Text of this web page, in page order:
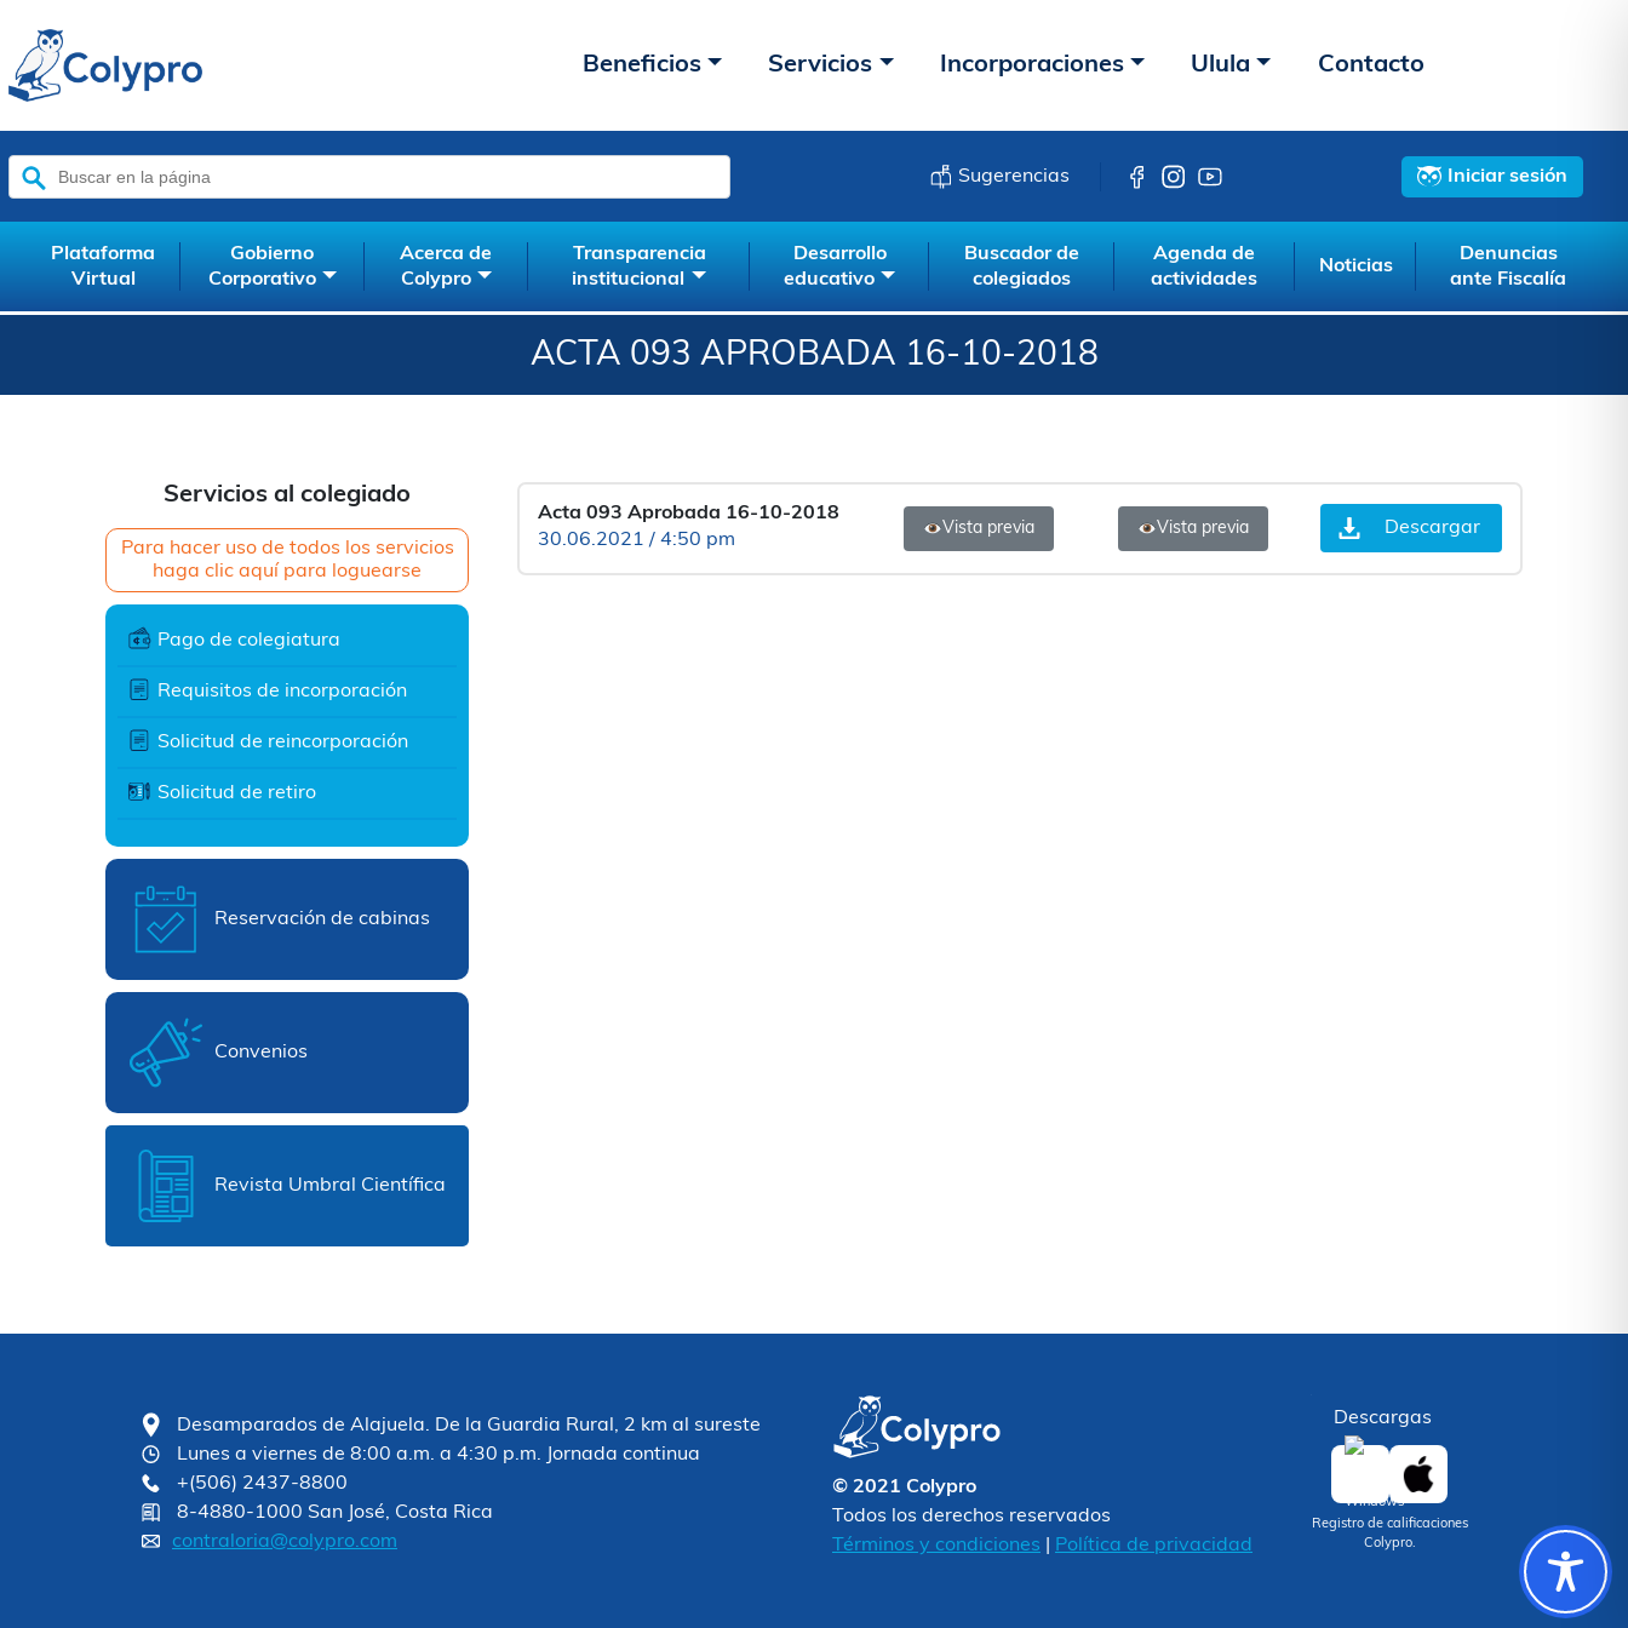
Beneficios Servicios Incorporaciones Ulula Contacto
Buscar:
Sugerencias Iniciar sesión
Plataforma
Virtual
Gobierno
Corporativo
Acerca de
Colypro
Transparencia
institucional
Desarrollo
educativo
Buscador de
colegiados
Agenda de
actividades
Noticias
Denuncias
ante Fiscalía
ACTA 093 APROBADA 16-10-2018
Servicios al colegiado
Para hacer uso de todos los servicios
haga clic aquí para loguearse
Pago de colegiatura
Requisitos de incorporación
Solicitud de reincorporación
Solicitud de retiro
Reservación de cabinas
Convenios
Revista Umbral Científica
Acta 093 Aprobada 16-10-2018
30.06.2021 / 4:50 pm
Vista previa Vista previa Descargar
Desamparados de Alajuela. De la Guardia Rural, 2 km al sureste
Lunes a viernes de 8:00 a.m. a 4:30 p.m. Jornada continua
+(506) 2437-8800
8-4880-1000 San José, Costa Rica
contraloria@colypro.com
© 2021 Colypro
Todos los derechos reservados
Términos y condiciones
Política de privacidad
Descargas
Registro de calificaciones
Colypro.